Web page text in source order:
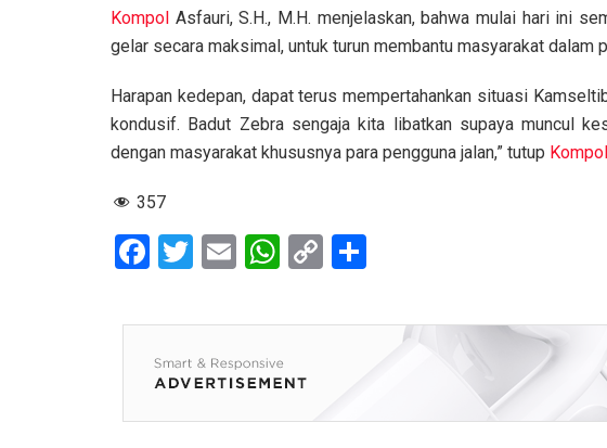
Kompol Asfauri, S.H., M.H. menjelaskan, bahwa mulai hari ini
gelar secara maksimal, untuk turun membantu masyarakat dalam
Harapan kedepan, dapat terus mempertahankan situasi
kondusif. Badut Zebra sengaja kita libatkan supaya muncul
dengan masyarakat khususnya para pengguna jalan,” tutup Kompol
357
F
ce
b
o
o
T
tt
er
E
ail
W
at
s
A
p
C
py
k
ar